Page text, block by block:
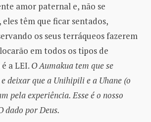
amor paternal e, não se
eles têm que ficar sentados,
os seus terráqueos fazerem
em todos os tipos de
a LEI. O Aumakua tem que se
deixar que a Unihipili e a Uhane (o
pela experiência. Esse é o nosso
dado por Deus.